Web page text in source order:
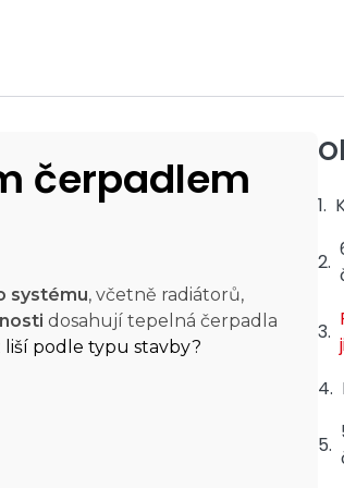
čerpadlem
systému, včetně radiátorů,
dosahují tepelná čerpadla
liší podle typu stavby?